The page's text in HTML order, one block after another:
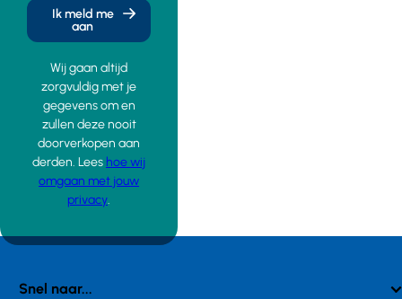
Ik meld me
aan
Wij gaan altijd
zorgvuldig met je
gegevens om en
zullen deze nooit
doorverkopen aan
derden. Lees hoe wij
omgaan met jouw
privacy.
Snel naar...